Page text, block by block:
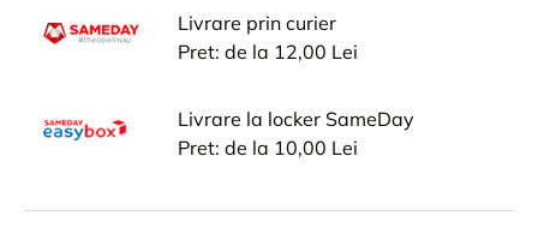
Livrare prin curier
Pret: de la 12,00 Lei
Livrare la locker SameDay
Pret: de la 10,00 Lei